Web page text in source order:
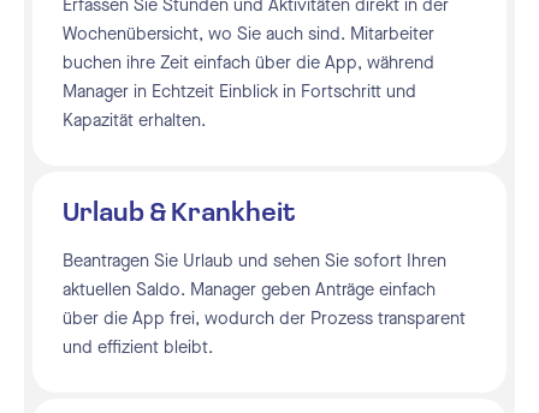
Erfassen Sie Stunden und Aktivitäten direkt in der
Wochenübersicht, wo Sie auch sind. Mitarbeiter
buchen ihre Zeit einfach über die App, während
Manager in Echtzeit Einblick in Fortschritt und
Kapazität erhalten.
Urlaub & Krankheit
Beantragen Sie Urlaub und sehen Sie sofort Ihren
aktuellen Saldo. Manager geben Anträge einfach
über die App frei, wodurch der Prozess transparent
und effizient bleibt.